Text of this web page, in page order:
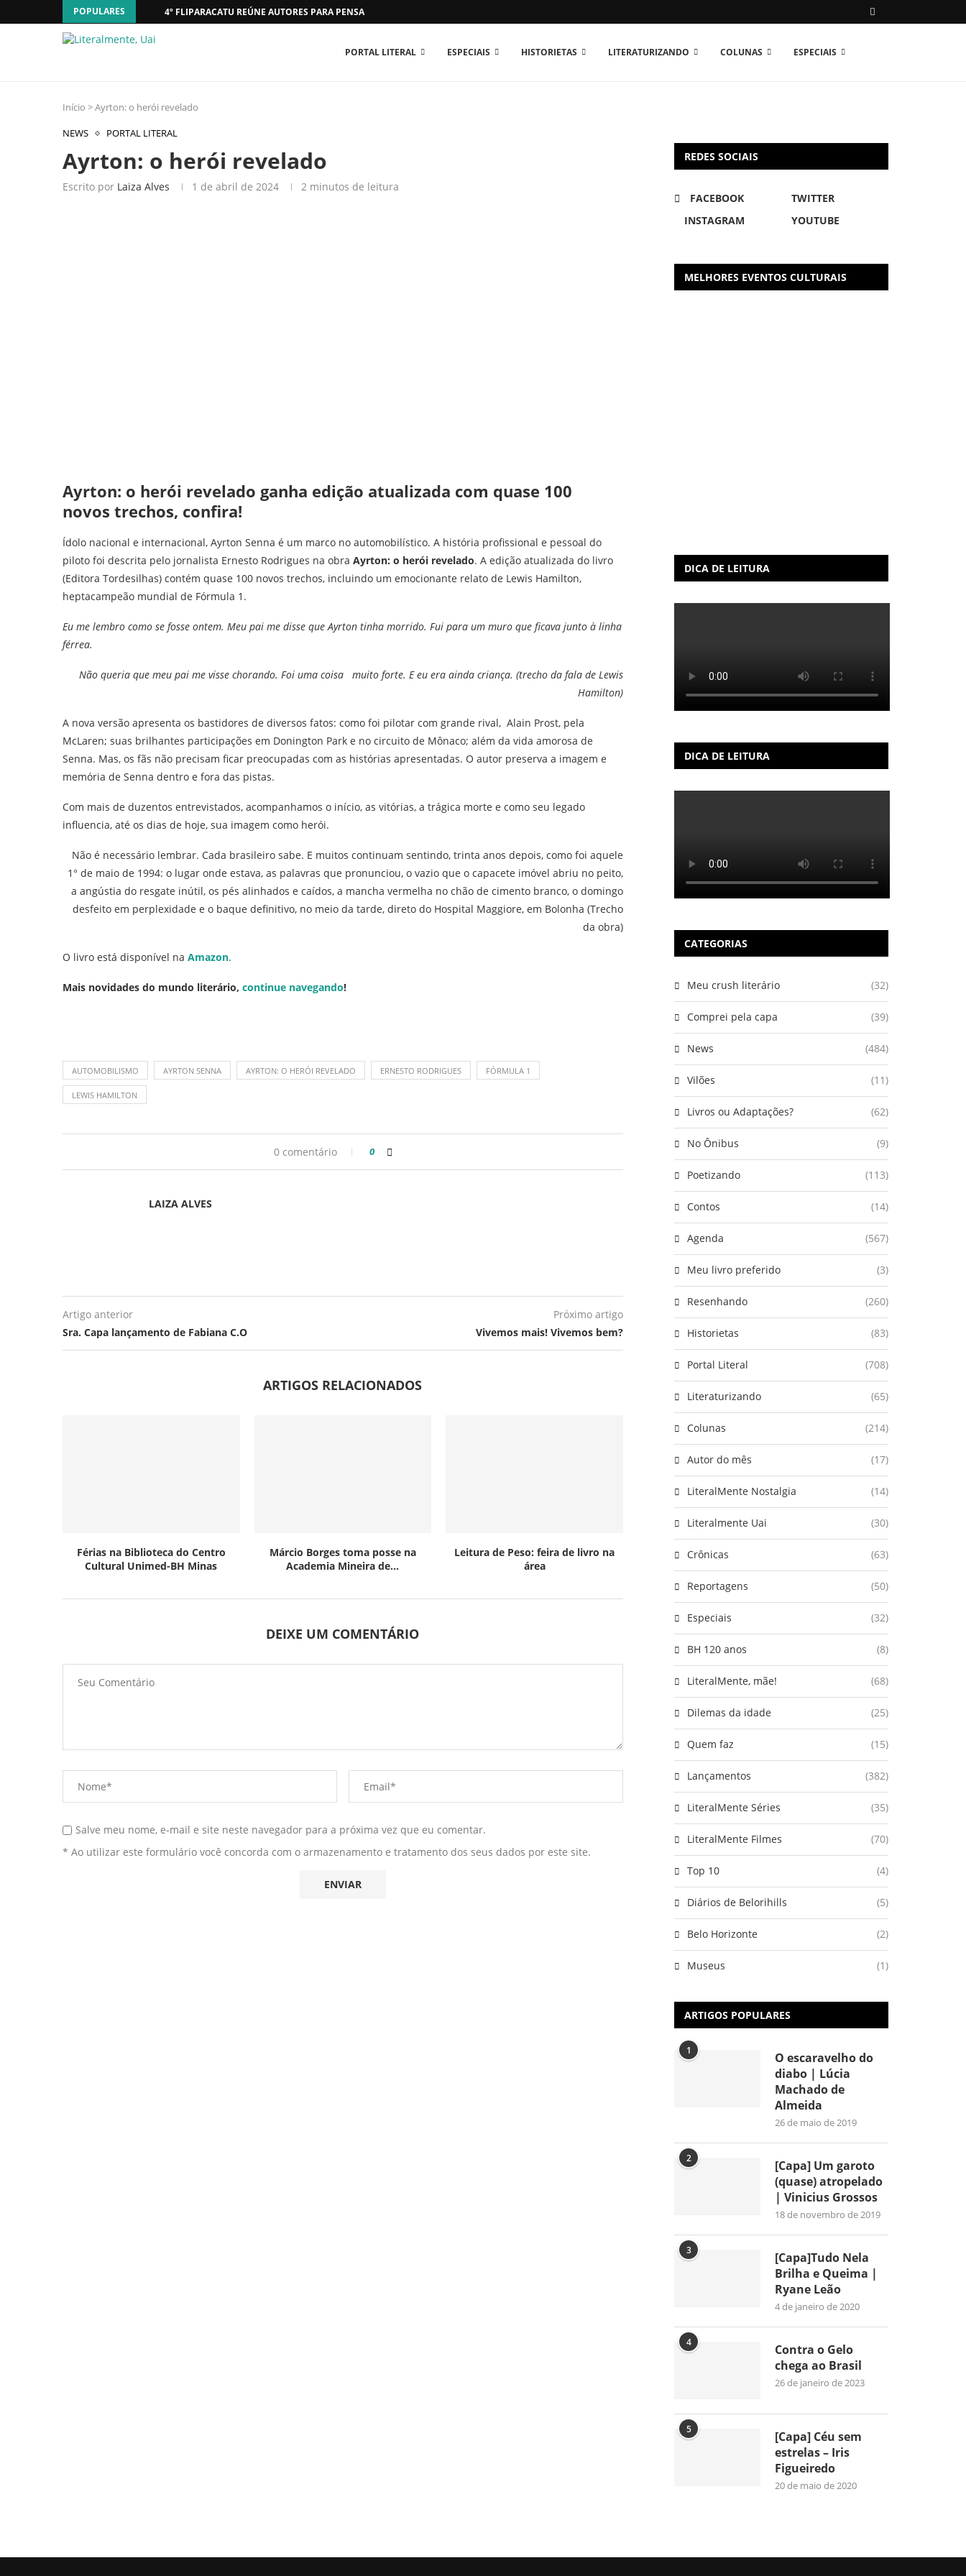
POPULARES 4º FLIPARACATU REÚNE AUTORES PARA PENSAR O MUNDO...
PORTAL LITERAL ESPECIAIS HISTORIETAS LITERATURIZANDO COLUNAS ESPECIAIS
Início >Ayrton: o herói revelado
NEWS
PORTAL LITERAL
Ayrton: o herói revelado
Escrito por Laiza Alves 1 de abril de 2024 2 minutos de leitura
Ayrton: o herói revelado ganha edição atualizada com quase 100
novos trechos, confira!
Ídolo nacional e internacional, Ayrton Senna é um marco no automobilístico. A história profissional e pessoal do
piloto foi descrita pelo jornalista Ernesto Rodrigues na obra Ayrton: o herói revelado. A edição atualizada do livro
(Editora Tordesilhas) contém quase 100 novos trechos, incluindo um emocionante relato de Lewis Hamilton,
heptacampeão mundial de Fórmula 1.
Eu me lembro como se fosse ontem. Meu pai me disse que Ayrton tinha morrido. Fui para um muro que ficava junto à linha
férrea.
Não queria que meu pai me visse chorando. Foi uma coisa muito forte. E eu era ainda criança. (trecho da fala de Lewis
Hamilton)
A nova versão apresenta os bastidores de diversos fatos: como foi pilotar com grande rival, Alain Prost, pela
McLaren; suas brilhantes participações em Donington Park e no circuito de Mônaco; além da vida amorosa de
Senna. Mas, os fãs não precisam ficar preocupadas com as histórias apresentadas. O autor preserva a imagem e
memória de Senna dentro e fora das pistas.
Com mais de duzentos entrevistados, acompanhamos o início, as vitórias, a trágica morte e como seu legado
influencia, até os dias de hoje, sua imagem como herói.
Não é necessário lembrar. Cada brasileiro sabe. E muitos continuam sentindo, trinta anos depois, como foi aquele
1° de maio de 1994: o lugar onde estava, as palavras que pronunciou, o vazio que o capacete imóvel abriu no peito,
a angústia do resgate inútil, os pés alinhados e caídos, a mancha vermelha no chão de cimento branco, o domingo
desfeito em perplexidade e o baque definitivo, no meio da tarde, direto do Hospital Maggiore, em Bolonha (Trecho
da obra)
O livro está disponível na Amazon.
Mais novidades do mundo literário, continue navegando!
AUTOMOBILISMO AYRTON SENNA AYRTON: O HERÓI REVELADO ERNESTO RODRIGUES FÓRMULA 1
LEWIS HAMILTON
0 comentário 0
LAIZA ALVES
Artigo anterior
Sra. Capa lançamento de Fabiana C.O
Próximo artigo
Vivemos mais! Vivemos bem?
ARTIGOS RELACIONADOS
Férias na Biblioteca do Centro
Cultural Unimed-BH Minas
Márcio Borges toma posse na
Academia Mineira de...
Leitura de Peso: feira de livro na
área
DEIXE UM COMENTÁRIO
Salve meu nome, e-mail e site neste navegador para a próxima vez que eu comentar.
* Ao utilizar este formulário você concorda com o armazenamento e tratamento dos seus dados por este site.
REDES SOCIAIS
FACEBOOK
TWITTER
INSTAGRAM
YOUTUBE
MELHORES EVENTOS CULTURAIS
DICA DE LEITURA
DICA DE LEITURA
CATEGORIAS
Meu crush literário (32)
Comprei pela capa (39)
News (484)
Vilões (11)
Livros ou Adaptações? (62)
No Ônibus (9)
Poetizando (113)
Contos (14)
Agenda (567)
Meu livro preferido (3)
Resenhando (260)
Historietas (83)
Portal Literal (708)
Literaturizando (65)
Colunas (214)
Autor do mês (17)
LiteralMente Nostalgia (14)
Literalmente Uai (30)
Crônicas (63)
Reportagens (50)
Especiais (32)
BH 120 anos (8)
LiteralMente, mãe! (68)
Dilemas da idade (25)
Quem faz (15)
Lançamentos (382)
LiteralMente Séries (35)
LiteralMente Filmes (70)
Top 10 (4)
Diários de Belorihills (5)
Belo Horizonte (2)
Museus (1)
ARTIGOS POPULARES
1
O escaravelho do
diabo | Lúcia
Machado de
Almeida
26 de maio de 2019
2
[Capa] Um garoto
(quase) atropelado
| Vinicius Grossos
18 de novembro de 2019
3
[Capa]Tudo Nela
Brilha e Queima |
Ryane Leão
4 de janeiro de 2020
4
Contra o Gelo
chega ao Brasil
26 de janeiro de 2023
5
[Capa] Céu sem
estrelas – Iris
Figueiredo
20 de maio de 2020